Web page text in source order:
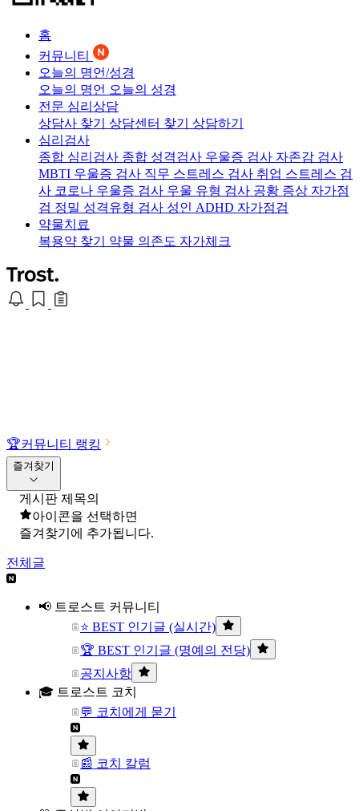
홈
커뮤니티
오늘의 명언/성경
오늘의 명언 오늘의 성경
전문 심리상담
상담사 찾기 상담센터 찾기 상담하기
심리검사
종합 심리검사 종합 성격검사 우울증 검사 자존감 검사
MBTI 우울증 검사 직무 스트레스 검사 취업 스트레스 검
사 코로나 우울증 검사 우울 유형 검사 공황 증상 자가점
검 정밀 성격유형 검사 성인 ADHD 자가점검
약물치료
복용약 찾기 약물 의존도 자가체크
🏆커뮤니티 랭킹
즐겨찾기
게시판 제목의
아이콘을 선택하면
즐겨찾기에 추가됩니다.
전체글
📢 트로스트 커뮤니티
⭐ BEST 인기글 (실시간)
🏆 BEST 인기글 (명예의 전당)
공지사항
🎓 트로스트 코치
💬 코치에게 묻기
📰 코치 칼럼